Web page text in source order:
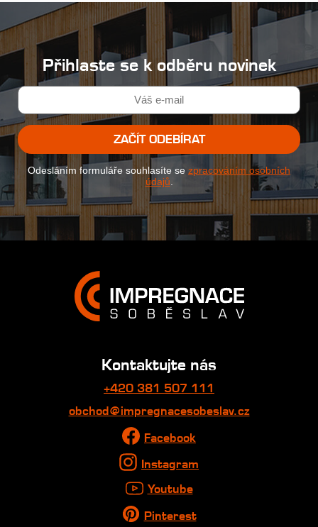
Přihlaste se k odběru novinek
ZAČÍT ODEBÍRAT
Odesláním formuláře souhlasíte se zpracováním osobních
údajů
Kontaktujte nás
+420 381 507 111
obchod@impregnacesobeslav.cz
Facebook
Instagram
Youtube
Pinterest